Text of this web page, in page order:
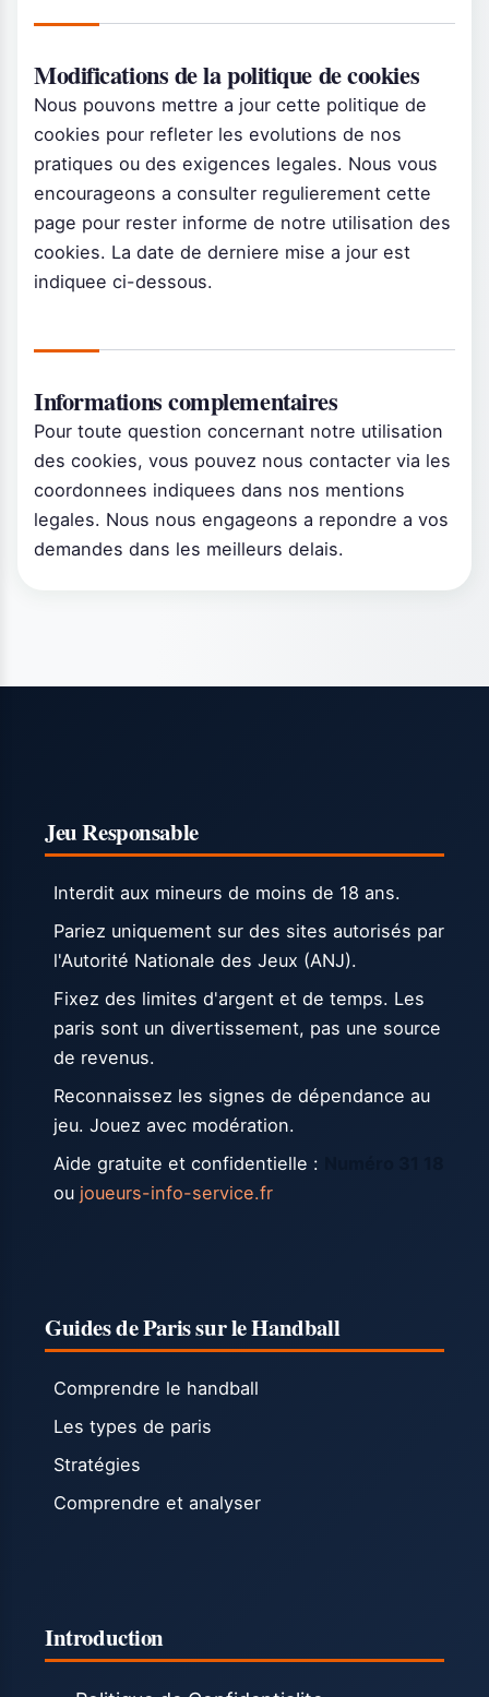
Modifications de la politique de cookies
Nous pouvons mettre a jour cette politique de
cookies pour refleter les evolutions de nos
pratiques ou des exigences legales. Nous vous
encourageons a consulter regulierement cette
page pour rester informe de notre utilisation des
cookies. La date de derniere mise a jour est
indiquee ci-dessous.
Informations complementaires
Pour toute question concernant notre utilisation
des cookies, vous pouvez nous contacter via les
coordonnees indiquees dans nos mentions
legales. Nous nous engageons a repondre a vos
demandes dans les meilleurs delais.
Jeu Responsable
Interdit aux mineurs de moins de 18 ans.
Pariez uniquement sur des sites autorisés par
l'Autorité Nationale des Jeux (ANJ).
Fixez des limites d'argent et de temps. Les
paris sont un divertissement, pas une source
de revenus.
Reconnaissez les signes de dépendance au
jeu. Jouez avec modération.
Aide gratuite et confidentielle :
ou joueurs-info-service.fr
Guides de Paris sur le Handball
Comprendre le handball
Les types de paris
Stratégies
Comprendre et analyser
Introduction